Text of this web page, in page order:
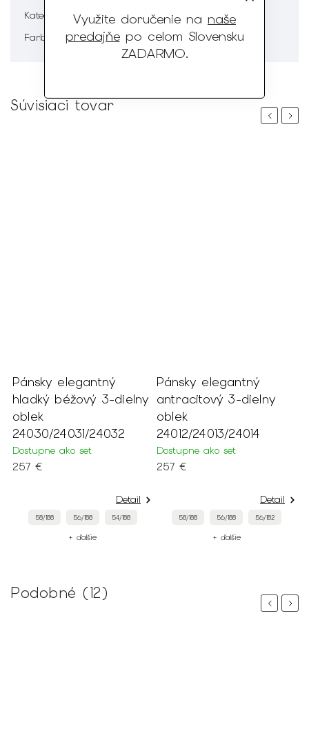
Využite doručenie na naše
predajňepo celom Slovensku
ZADARMO.
Kategória
Pánska móda
Farba
Hnedá
Súvisiaci tovar
Previous
Pánsky elegantný
hladký béžový 3-dielny
oblek
24030/24031/24032
Dostupne ako set
257 €
Detail
58/188 56/188 54/188
+ ďalšie
Pánsky elegantný
antracitový 3-dielny
oblek
24012/24013/24014
Dostupne ako set
257 €
Detail
58/188 56/188 56/182
+ ďalšie
Next
Podobné (12)
PreviousNext